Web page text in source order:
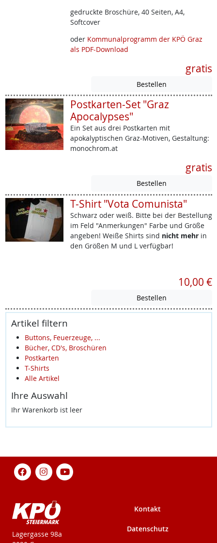
gedruckte Broschüre, 40 Seiten, A4,
Softcover
oder Kommunalprogramm der KPÖ Graz
als PDF-Download
gratis
Postkarten-Set "Graz
Apocalypses"
Ein Set aus drei Postkarten mit
apokalyptischen Graz-Motiven, Gestaltung:
monochrom.at
gratis
T-Shirt "Vota Comunista"
Schwarz oder weiß. Bitte bei der Bestellung
im Feld "Anmerkungen" Farbe und Größe
angeben! Weiße Shirts sind nicht mehrin
den Größen M und L verfügbar!
10,00 €
Artikel filtern
Buttons, Feuerzeuge, ...
Bücher, CD's, Broschüren
Postkarten
T-Shirts
Alle Artikel
Ihre Auswahl
Ihr Warenkorb ist leer
KPÖ-Steiermark
Lagergasse 98a
Kontakt
Datenschutz